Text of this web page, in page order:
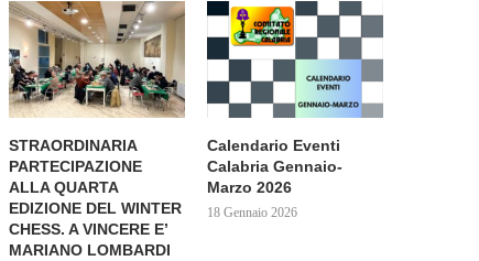
STRAORDINARIA
PARTECIPAZIONE
ALLA QUARTA
EDIZIONE DEL WINTER
CHESS. A VINCERE E’
MARIANO LOMBARDI
Calendario Eventi
Calabria Gennaio-
Marzo 2026
18 Gennaio 2026